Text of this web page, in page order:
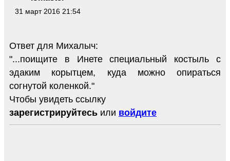
31 март 2016 21:54
Ответ для Михалыч:
"...поищите в Инете специальный костыль с
эдаким корытцем, куда можно опираться
согнутой коленкой."
Чтобы увидеть ссылку
зарегистрируйтесь или войдите